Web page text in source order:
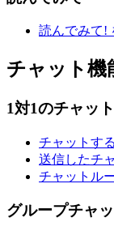
読んでみて!
チャット機
1対1のチャット
チャットする
送信したチ
チャットル
グループチャ